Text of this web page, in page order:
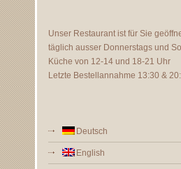
Unser Restaurant ist für Sie
täglich ausser Donnerstags und
Küche von 12-14 und 18-21 Uhr
Letzte Bestellannahme 13:30 &
Deutsch
English